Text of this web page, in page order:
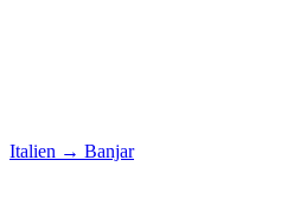
Italien → Banjar